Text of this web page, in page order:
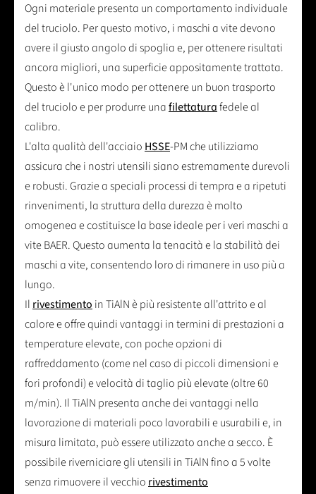
Ogni materiale presenta un comportamento individuale
del truciolo. Per questo motivo, i maschi a vite devono
avere il giusto angolo di spoglia e, per ottenere risultati
ancora migliori, una superficie appositamente trattata.
Questo è l'unico modo per ottenere un buon trasporto
del truciolo e per produrre unafilettaturafedele al
calibro.
L'alta qualità dell'acciaioHSSE-PM che utilizziamo
assicura che i nostri utensili siano estremamente durevoli
e robusti. Grazie a speciali processi di tempra e a ripetuti
rinvenimenti, la struttura della durezza è molto
omogenea e costituisce la base ideale per i veri maschi a
vite BAER. Questo aumenta la tenacità e la stabilità dei
maschi a vite, consentendo loro di rimanere in uso più a
lungo.
Ilrivestimentoin TiAlN è più resistente all'attrito e al
calore e offre quindi vantaggi in termini di prestazioni a
temperature elevate, con poche opzioni di
raffreddamento (come nel caso di piccoli dimensioni e
fori profondi) e velocità di taglio più elevate (oltre 60
m/min). Il TiAlN presenta anche dei vantaggi nella
lavorazione di materiali poco lavorabili e usurabili e, in
misura limitata, può essere utilizzato anche a secco. È
possibile riverniciare gli utensili in TiAlN fino a 5 volte
senza rimuovere il vecchiorivestimento